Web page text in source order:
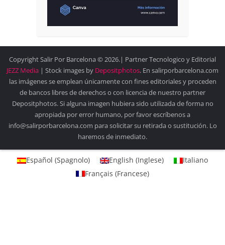
Copyright Salir Por Barcelona © 2026.| Partner Tecnologico y Editorial
JEZZ Media | Stock images by Depositphotos. En salirporbarcelona.com
las imágenes se emplean únicamente con fines editoriales y proceden
de bancos libres de derechos o con licencia de nuestro partner
Depositphotos. Si alguna imagen hubiera sido utilizada de forma no
apropiada por error humano, por favor escríbenos a
info@salirporbarcelona.com para solicitar su retirada o sustitución. Lo
haremos de inmediato.
Español (Spagnolo) English (Inglese)
Italiano
Français (Francese)